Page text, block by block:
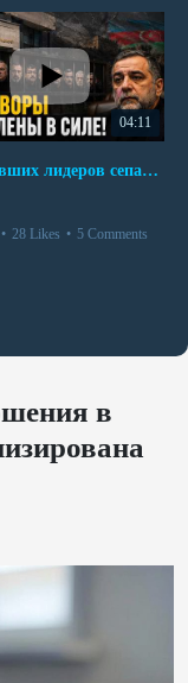
04:11
Дело бывших лидеров сепаратистского режима в Карабахе
• 28 Likes • 5 Comments
в